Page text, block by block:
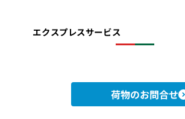
エクスプレスサービス
荷物のお問合せ